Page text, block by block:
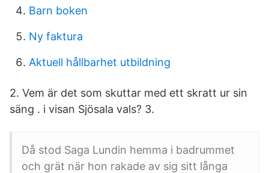
Barn boken
Ny faktura
Aktuell hållbarhet utbildning
2. Vem är det som skuttar med ett skratt ur sin
säng . i visan Sjösala vals? 3.
Då stod Saga Lundin hemma i badrummet
och grät när hon rakade av sig sitt långa